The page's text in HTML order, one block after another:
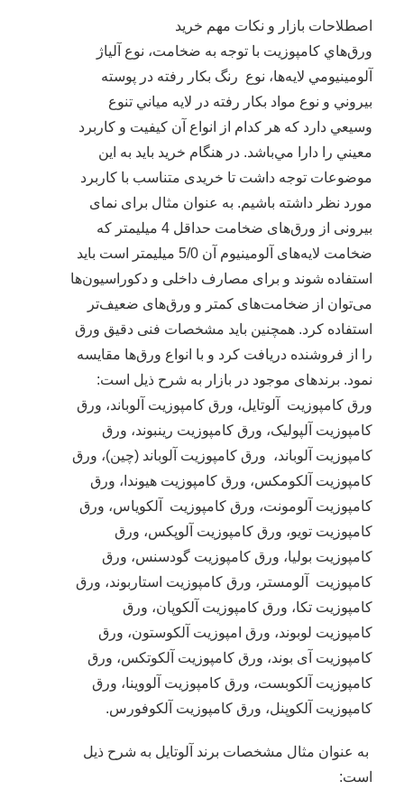
اصطلاحات بازار و نکات مهم خرید
ورق‌هاي کامپوزيت با توجه به ضخامت، نوع آلياژ
آلومينيومي لايه‌ها، نوع رنگ بکار رفته در پوسته
بيروني و نوع مواد بکار رفته در لايه مياني تنوع
وسيعي دارد که هر کدام از انواع آن کيفيت و کاربرد
معيني را دارا مي‌باشد. در هنگام خرید باید به این
موضوعات توجه داشت تا خریدی متناسب با کاربرد
مورد نظر داشته باشیم. به عنوان مثال برای نمای
بیرونی از ورق‌های ضخامت حداقل 4 میلیمتر که
ضخامت لایه‌های آلومینیوم آن 5/0 میلیمتر است باید
استفاده شوند و برای مصارف داخلی و دکوراسیون‌ها
می‌توان از ضخامت‌های کمتر و ورق‌های ضعیف‌تر
استفاده کرد. همچنین باید مشخصات فنی دقیق ورق
را از فروشنده دریافت کرد و با انواع ورق‌ها مقایسه
نمود. برندهای موجود در بازار به شرح ذیل است:
ورق کامپوزیت آلوتایل، ورق کامپوزیت آلوباند، ورق
کامپوزیت آلپولیک، ورق کامپوزیت رینبوند، ورق
کامپوزیت آلوباند، ورق کامپوزیت آلوباند (چین)، ورق
کامپوزیت آلکومکس، ورق کامپوزیت هیوندا، ورق
کامپوزیت آلومونت، ورق کامپوزیت آلکویاس، ورق
کامپوزیت تویو، ورق کامپوزیت آلوپکس، ورق
کامپوزیت بولیا، ورق کامپوزیت گودسنس، ورق
کامپوزیت آلومستر، ورق کامپوزیت استاربوند، ورق
کامپوزیت تکا، ورق کامپوزیت آلکوپان، ورق
کامپوزیت لوبوند، ورق امپوزیت آلکوستون، ورق
کامپوزیت آی بوند، ورق کامپوزیت آلکوتکس، ورق
کامپوزیت آلکوبست، ورق کامپوزیت آلووینا، ورق
کامپوزیت آلکوپنل، ورق کامپوزیت آلکوفورس.
به عنوان مثال مشخصات برند آلوتایل به شرح ذیل
است: